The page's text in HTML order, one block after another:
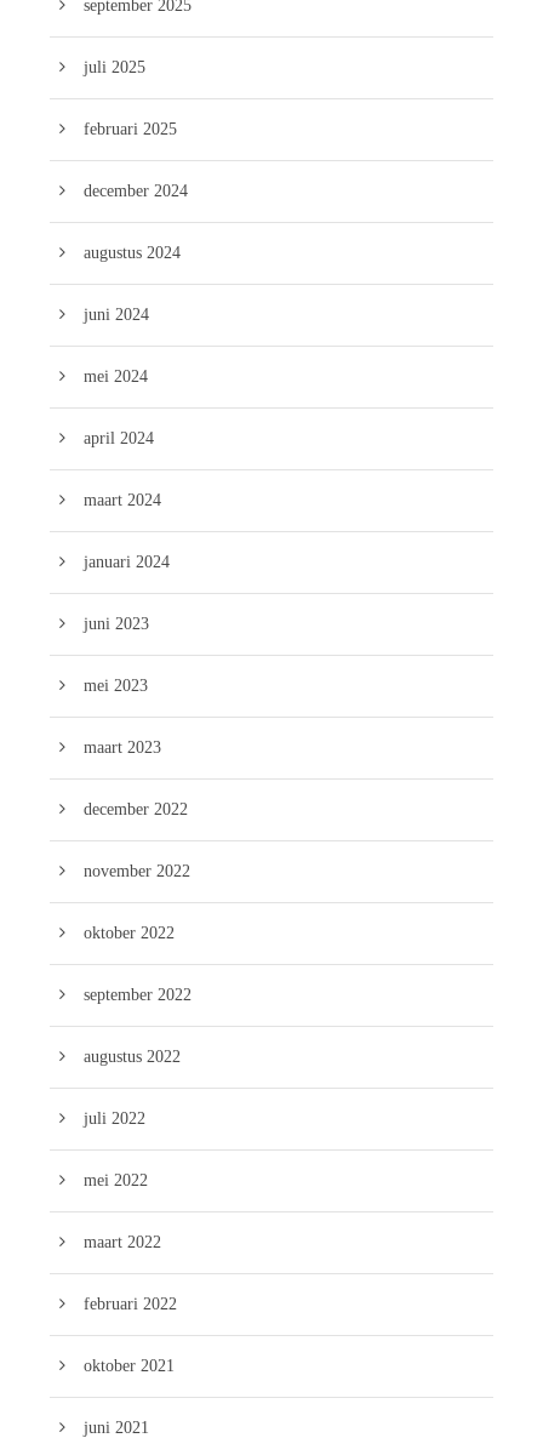
september 2025
juli 2025
februari 2025
december 2024
augustus 2024
juni 2024
mei 2024
april 2024
maart 2024
januari 2024
juni 2023
mei 2023
maart 2023
december 2022
november 2022
oktober 2022
september 2022
augustus 2022
juli 2022
mei 2022
maart 2022
februari 2022
oktober 2021
juni 2021